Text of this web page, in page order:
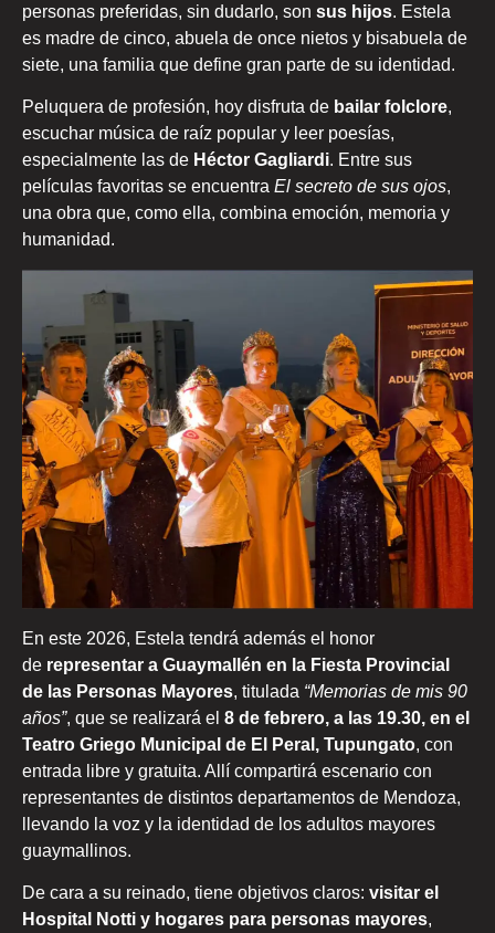
personas preferidas, sin dudarlo, son sus hijos. Estela
es madre de cinco, abuela de once nietos y bisabuela de
siete, una familia que define gran parte de su identidad.
Peluquera de profesión, hoy disfruta de bailar folclore,
escuchar música de raíz popular y leer poesías,
especialmente las de Héctor Gagliardi. Entre sus
películas favoritas se encuentra El secreto de sus ojos,
una obra que, como ella, combina emoción, memoria y
humanidad.
En este 2026, Estela tendrá además el honor
de representar a Guaymallén en la Fiesta Provincial
de las Personas Mayores, titulada “Memorias de mis 90
años”, que se realizará el 8 de febrero, a las 19.30, en el
Teatro Griego Municipal de El Peral, Tupungato, con
entrada libre y gratuita. Allí compartirá escenario con
representantes de distintos departamentos de Mendoza,
llevando la voz y la identidad de los adultos mayores
guaymallinos.
De cara a su reinado, tiene objetivos claros: visitar el
Hospital Notti y hogares para personas mayores,